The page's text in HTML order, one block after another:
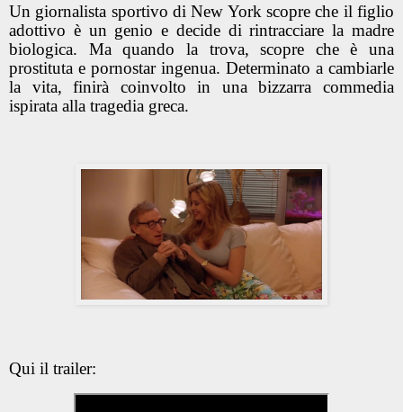
Un giornalista sportivo di New York scopre che il figlio
adottivo è un genio e decide di rintracciare la madre
biologica. Ma quando la trova, scopre che è una
prostituta e pornostar ingenua. Determinato a cambiarle
la vita, finirà coinvolto in una bizzarra commedia
ispirata alla tragedia greca.
Qui il trailer: